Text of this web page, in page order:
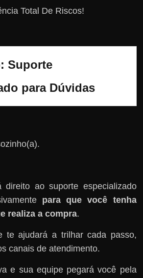
Total De Riscos!
Suporte
para Dúvidas
direito ao suporte especializado
para que você tenha
realiza a compra.
te ajudará a trilhar cada passo,
canais de atendimento.
e sua equipe pegará você pela